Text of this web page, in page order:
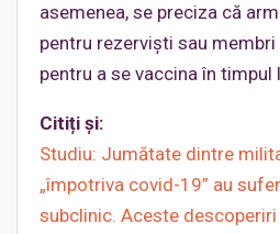
asemenea, se preciza că
pentru rezerviști sau
pentru a se vaccina în timpul
Citiți și:
Studiu: Jumătate dintre
„împotriva covid-19” au
subclinic. Aceste